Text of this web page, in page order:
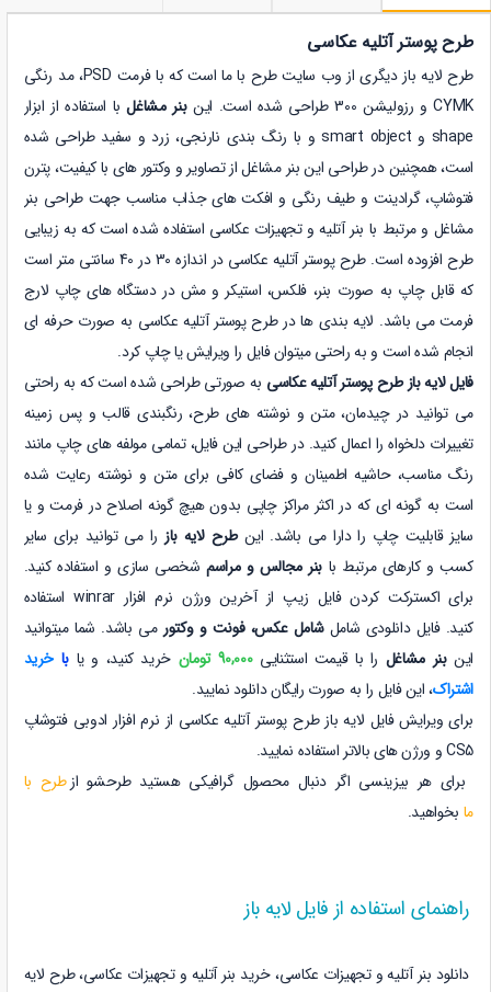
طرح پوستر آتلیه عکاسی
طرح لایه باز دیگری از وب سایت طرح با ما است که با فرمت PSD، مد رنگی
CYMK و رزولیشن 300 طراحی شده است. این
بنر مشاغل با استفاده از ابزار
shape و smart object و با رنگ بندی نارنجی، زرد و سفید طراحی شده
است، همچنین در طراحی این بنر مشاغل از تصاویر و وکتور های با کیفیت، پترن
فتوشاپ، گرادینت و طیف رنگی و افکت های جذاب مناسب جهت طراحی بنر
مشاغل و مرتبط با بنر آتلیه و تجهیزات عکاسی استفاده شده است که به زیبایی
طرح افزوده است. طرح پوستر آتلیه عکاسی در اندازه 30 در 40 سانتی متر است
که قابل چاپ به صورت بنر، فلکس، استیکر و مش در دستگاه های چاپ لارج
فرمت می باشد. لایه بندی ها در طرح پوستر آتلیه عکاسی به صورت حرفه ای
انجام شده است و به راحتی میتوان فایل را ویرایش یا چاپ کرد.
فایل لایه باز طرح پوستر آتلیه عکاسی به صورتی طراحی شده است که به راحتی
می توانید در چیدمان، متن و نوشته های طرح، رنگبندی قالب و پس زمینه
تغییرات دلخواه را اعمال کنید. در طراحی این فایل، تمامی مولفه های چاپ مانند
رنگ مناسب، حاشیه اطمینان و فضای کافی برای متن و نوشته رعایت شده
است به گونه ای که در اکثر مراکز چاپی بدون هیچ گونه اصلاح در فرمت و یا
سایز قابلیت چاپ را دارا می باشد. اینطرح لایه باز را می توانید برای سایر
کسب و کارهای مرتبط با بنر مجالس و مراسم شخصی سازی و استفاده کنید.
برای اکسترکت کردن فایل زیپ از آخرین ورژن نرم افزار winrar استفاده
کنید. فایل دانلودی شاملشامل عکس، فونت و وکتورمی باشد. شما میتوانید
اینبنر مشاغل را با قیمت استثنایی90,000 تومان خرید کنید، و یا با خرید
اشتراک، این فایل را به صورت رایگان دانلود نمایید.
برای ویرایش فایل لایه باز طرح پوستر آتلیه عکاسی از نرم افزار ادوبی فتوشاپ
CS5 و ورژن های بالاتر استفاده نمایید.
برای هر بیزینسی اگر دنبال محصول گرافیکی هستید طرحشو ازطرح با
ما بخواهید.
راهنمای استفاده از فایل لایه باز
دانلود بنر آتلیه و تجهیزات عکاسی، خرید بنر آتلیه و تجهیزات عکاسی، طرح لایه